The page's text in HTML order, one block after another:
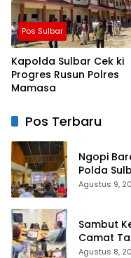
Pos Sulbar
Kapolda Sulbar Cek ki
Progres Rusun Polres
Mamasa
Pos Terbaru
Ngopi
Polda
Putih dan
Agustus 9,
Sambut
Camat
Agustus 8,